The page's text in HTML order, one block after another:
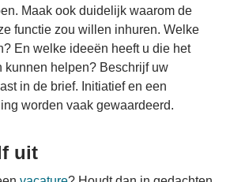
Maak ook duidelijk waarom de
functie zou willen inhuren. Welke
En welke ideeën heeft u die het
kunnen helpen? Beschrijf uw
in de brief. Initiatief en een
worden vaak gewaardeerd.
uit